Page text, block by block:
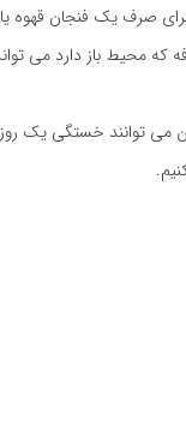
صرف یک فنجان قهوه
که محیط باز دارد می
توانند خستگی یک روز